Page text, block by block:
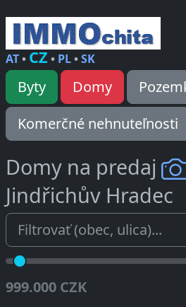
AT• CZ • PL•SK
Byty Domy
Komerčné nehnuteľnosti
Domy na predaj
Jindřichův Hradec
999.000 CZK